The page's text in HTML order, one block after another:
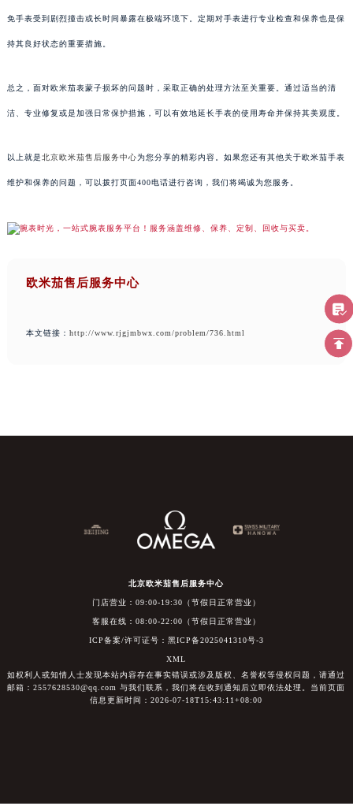
免手表受到剧烈撞击或长时间暴露在极端环境下。定期对手表进行专业检查和保养也是保
持其良好状态的重要措施。
总之，面对欧米茄表蒙子损坏的问题时，采取正确的处理方法至关重要。通过适当的清
洁、专业修复或是加强日常保护措施，可以有效地延长手表的使用寿命并保持其美观度。
以上就是北京欧米茄售后服务中心为您分享的精彩内容。如果您还有其他关于欧米茄手表
维护和保养的问题，可以拨打页面400电话进行咨询，我们将竭诚为您服务。
欧米茄售后服务中心
本文链接： http://www.rjgjmbwx.com/problem/736.html
北京欧米茄售后服务中心
门店营业：09:00-19:30（节假日正常营业）
客服在线：08:00-22:00（节假日正常营业）
ICP备案/许可证号：黑ICP备2025041310号-3
XML
如权利人或知情人士发现本站内容存在事实错误或涉及版权、名誉权等侵权问题，请通过
邮箱：2557628530@qq.com 与我们联系，我们将在收到通知后立即依法处理。当前页面
信息更新时间：2026-07-18T15:43:11+08:00